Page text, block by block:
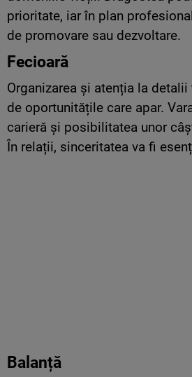
prioritate, iar în plan
de promovare sau dezvoltare.
Fecioară
Organizarea și atenția la
de oportunitățile care apar.
carieră și posibilitatea unor
În relații, sinceritatea va fi
Balanță